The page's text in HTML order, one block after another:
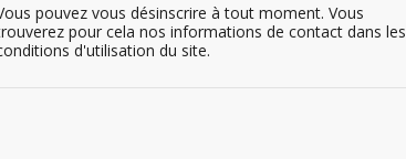
pouvez vous désinscrire à tout moment. Vous
pour cela nos informations de contact dans les
d'utilisation du site.